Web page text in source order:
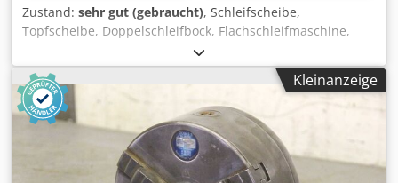
Zustand: sehr gut (gebraucht), Schleifscheibe,
Topfscheibe, Doppelschleifbock, Flachschleifmaschine,
Rundschleifmaschine Dedob A Ni Ajpfx Aigsck -Innen: Ø 50
mm -Außen: Ø 200 mm -Breite: 40 mm -Anzahl: 12x
Schleifscheiben vorhanden -Preis: pro Stück -Gewicht: 2,1
kg
Kleinanzeige